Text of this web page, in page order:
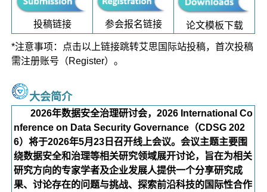
投稿链接 参会报名链接 论文模板下载
*注意事项：点击以上链接跳转艾思国际站投稿，首次投稿
需注册账号（Register）。
大会简介
2026年数据安全治理研讨会，2026 International Co
nference on Data Security Governance（CDSG 202
6）将于2026年5月23日召开线上会议。会议主题主要围
绕数据安全和治理等相关研究领域展开讨论，旨在为相关
研究方向的专家学者及企业发展人提供一个分享研究成
果、讨论存在的问题与挑战、探索前沿科技的国际性合作